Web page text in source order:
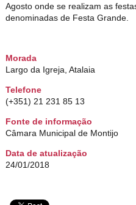
Agosto onde se realizam as
denominadas de Festa Grande.
Morada
Largo da Igreja, Atalaia
Telefone
(+351) 21 231 85 13
Fonte de informação
Câmara Municipal de Montijo
Data de atualização
24/01/2018